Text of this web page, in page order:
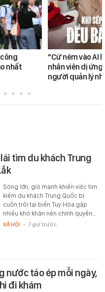
nhất
"Cứ ném vào AI
nhân viên dị ứng
người quản lý
tìm du khách Trung
Sóng lớn, gió mạnh khiến việc tìm
kiếm du khách Trung Quốc bị
cuốn trôi tại biển Tuy Hòa gặp
nhiều khó khăn nên chính quyền…
XÃ HỘI - 7 giờ trước
nước táo ép mỗi ngày,
đi khám